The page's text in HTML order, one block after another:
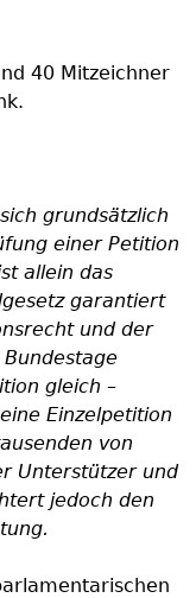
40 Mitzeichner
grundsätzlich
einer Petition
allein das
garantiert
und der
gleich –
Einzelpetition
von
Unterstützer und
jedoch den